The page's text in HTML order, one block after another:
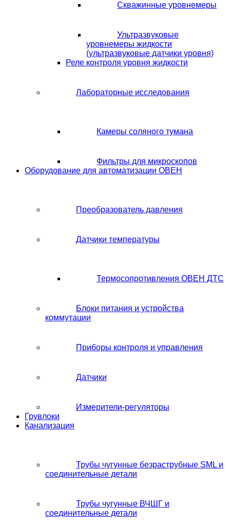
Скважинные уровнемеры
Ультразвуковые
уровнемеры жидкости
(ультразвуковые датчики уровня)
Реле контроля уровня жидкости
Лабораторные исследования
Камеры соляного тумана
Фильтры для микроскопов
Оборудование для автоматизации ОВЕН
Преобразователь давления
Датчики температуры
Термосопротивления ОВЕН ДТС
Блоки питания и устройства
коммутации
Приборы контроля и управления
Датчики
Измерители-регуляторы
Грувлоки
Канализация
Трубы чугунные безраструбные SML и
соединительные детали
Трубы чугунные ВЧШГ и
соединительные детали